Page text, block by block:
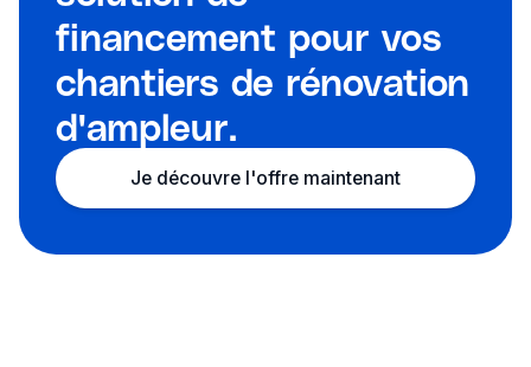
financement pour vos
chantiers de rénovation
d'ampleur.
Je découvre l'offre maintenant